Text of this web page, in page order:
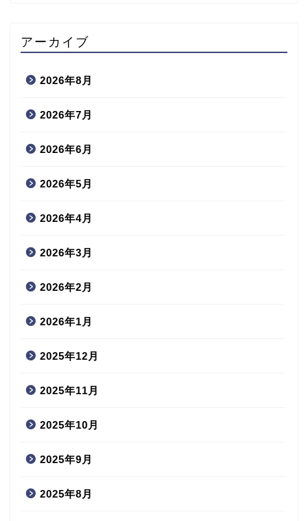
アーカイブ
2026年8月
2026年7月
2026年6月
2026年5月
2026年4月
2026年3月
2026年2月
2026年1月
2025年12月
2025年11月
2025年10月
2025年9月
2025年8月